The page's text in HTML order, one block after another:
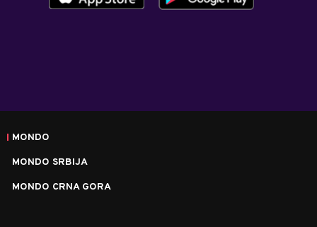
MONDO
MONDO SRBIJA
MONDO CRNA GORA